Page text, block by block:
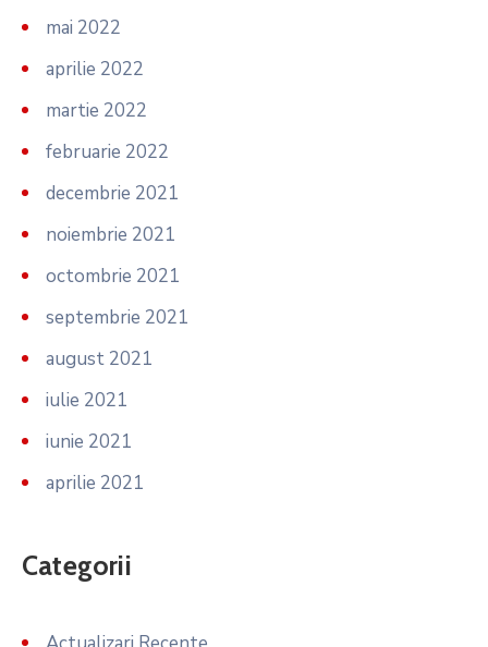
mai 2022
aprilie 2022
martie 2022
februarie 2022
decembrie 2021
noiembrie 2021
octombrie 2021
septembrie 2021
august 2021
iulie 2021
iunie 2021
aprilie 2021
Categorii